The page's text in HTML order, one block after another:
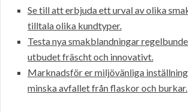
Se till att erbjuda ett urval av olika
tilltala olika kundtyper.
Testa nya smakblandningar
utbudet fräscht och innovativt.
Marknadsför er miljövänliga
minska avfallet från flaskor och burkar.